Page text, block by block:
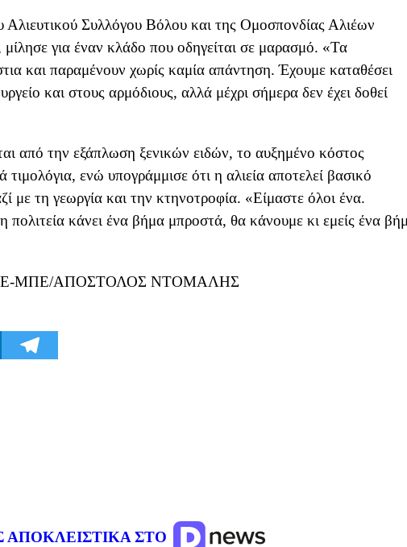
Συλλόγου Βόλου και της Ομοσπονδίας Αλιέων
για έναν κλάδο που οδηγείται σε μαρασμό. «Τα
και παραμένουν χωρίς καμία απάντηση. Έχουμε καταθέσει
και στους αρμόδιους, αλλά μέχρι σήμερα δεν έχει δοθεί
από την εξάπλωση ξενικών ειδών, το αυξημένο κόστος
τιμολόγια, ενώ υπογράμμισε ότι η αλιεία αποτελεί βασικό
με τη γεωργία και την κτηνοτροφία. «Είμαστε όλοι ένα.
πολιτεία κάνει ένα βήμα μπροστά, θα κάνουμε κι εμείς ένα
ΜΠΕ/ΑΠΟΣΤΟΛΟΣ ΝΤΟΜΑΛΗΣ
ΑΠΟΚΛΕΙΣΤΙΚΑ ΣΤΟ